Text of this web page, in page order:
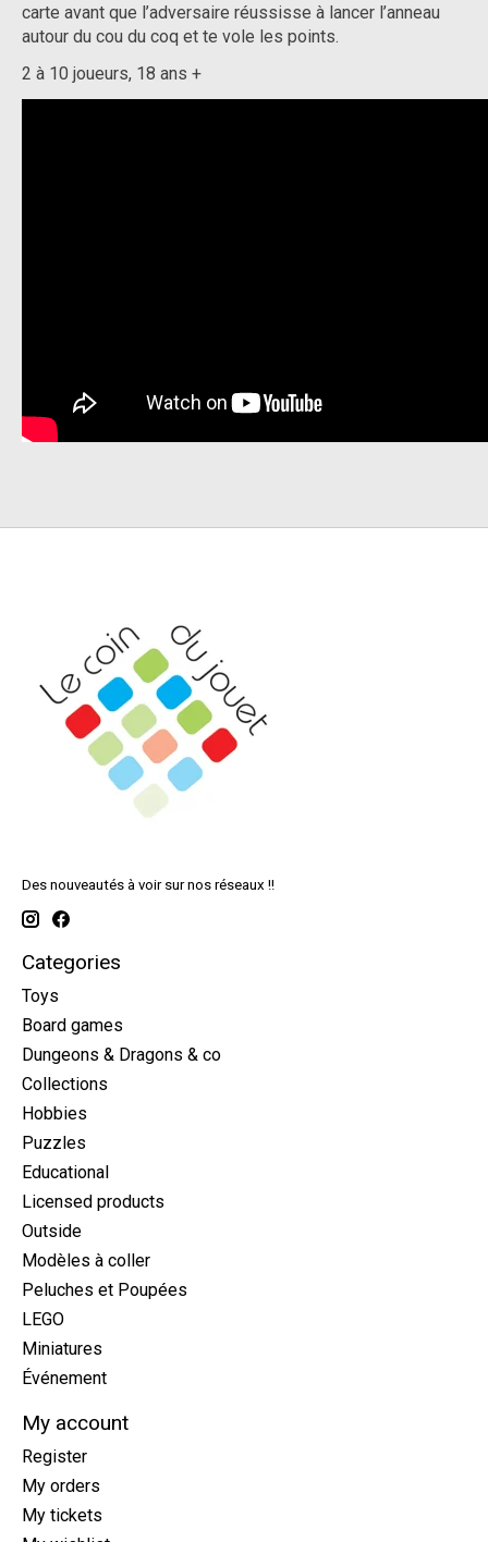
carte avant que l’adversaire réussisse à lancer l’anneau
autour du cou du coq et te vole les points.
2 à 10 joueurs, 18 ans +
Des nouveautés à voir sur nos réseaux !!
Categories
Toys
Board games
Dungeons & Dragons & co
Collections
Hobbies
Puzzles
Educational
Licensed products
Outside
Modèles à coller
Peluches et Poupées
LEGO
Miniatures
Événement
My account
Register
My orders
My tickets